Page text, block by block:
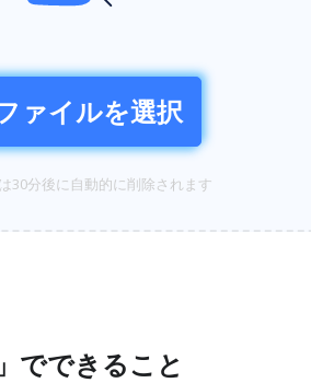
ァイルを選択
30分後に自動的に削除されます
でできること